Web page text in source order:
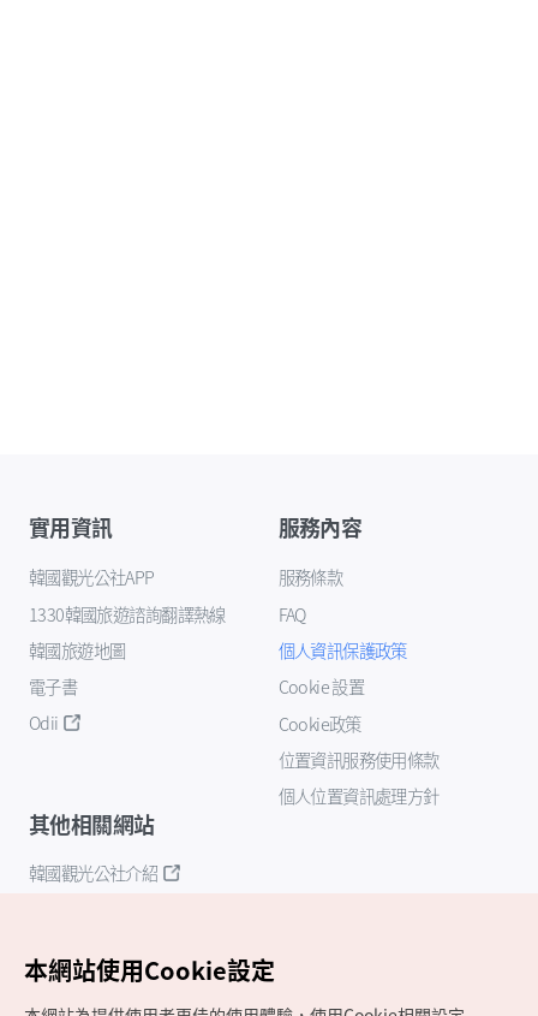
實用資訊
韓國觀光公社APP
1330韓國旅遊諮詢翻譯熱線
韓國旅遊地圖
電子書
Odii
服務內容
服務條款
FAQ
個人資訊保護政策
Cookie 設置
Cookie政策
位置資訊服務使用條款
個人位置資訊處理方針
其他相關網站
韓國觀光公社介紹
本網站使用Cookie設定